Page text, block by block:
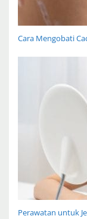
Cara Mengobati
Perawatan untuk